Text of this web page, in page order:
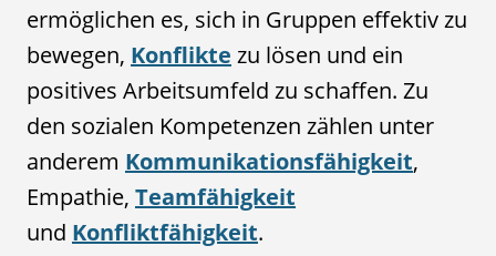
ermöglichen es, sich in Gruppen effektiv zu
bewegen, Konflikte zu lösen und ein
positives Arbeitsumfeld zu schaffen. Zu
den sozialen Kompetenzen zählen unter
anderem Kommunikationsfähigkeit,
Empathie, Teamfähigkeit
und Konfliktfähigkeit.